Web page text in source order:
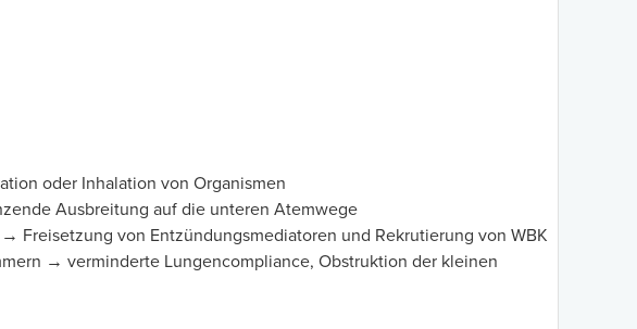
oder Inhalation von Organismen
Ausbreitung auf die unteren Atemwege
Freisetzung von Entzündungsmediatoren und Rekrutierung von WBK
→ verminderte Lungencompliance, Obstruktion der kleinen